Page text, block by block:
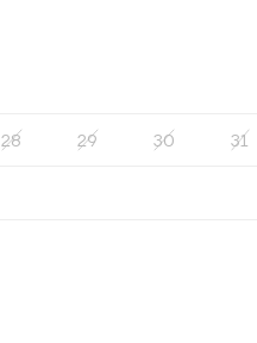
28 29 30 31